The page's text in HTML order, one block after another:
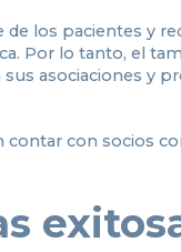
los pacientes y
Por lo tanto, el
asociaciones y
con socios